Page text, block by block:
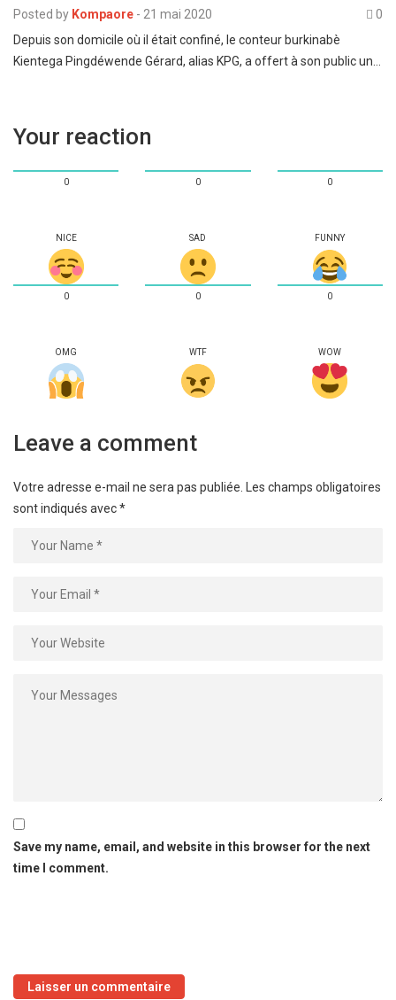
Posted by Kompaore - 21 mai 2020
0
Depuis son domicile où il était confiné, le conteur burkinabè
Kientega Pingdéwende Gérard, alias KPG, a offert à son public un…
Your reaction
0
NICE
0
SAD
0
FUNNY
0
OMG
0
WTF
0
WOW
Leave a comment
Votre adresse e-mail ne sera pas publiée.
Les champs obligatoires
sont indiqués avec*
Save my name, email, and website in this browser for the next
time I comment.